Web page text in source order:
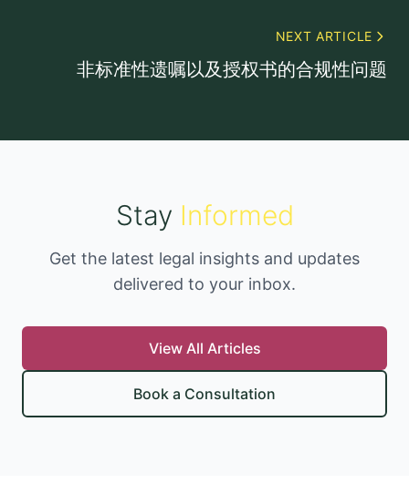
NEXT ARTICLE
非标准性遗嘱以及授权书的合规性问题
Stay Informed
Get the latest legal insights and updates
delivered to your inbox.
View All Articles
Book a Consultation